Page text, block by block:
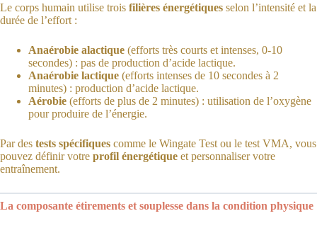
Le corps humain utilise trois filières énergétiques selon l’intensité et la
durée de l’effort :
Anaérobie alactique (efforts très courts et intenses, 0-10
secondes) : pas de production d’acide lactique.
Anaérobie lactique (efforts intenses de 10 secondes à 2
minutes) : production d’acide lactique.
Aérobie (efforts de plus de 2 minutes) : utilisation de l’oxygène
pour produire de l’énergie.
Par des tests spécifiques comme le Wingate Test ou le test VMA, vous
pouvez définir votre profil énergétique et personnaliser votre
entraînement.
La composante étirements et souplesse dans la condition physique